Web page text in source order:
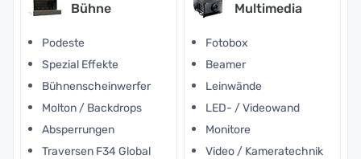
Bühne
Podeste
Spezial Effekte
Bühnenscheinwerfer
Molton / Backdrops
Absperrungen
Traversen F34 Global
Multimedia
Fotobox
Beamer
Leinwände
LED- / Videowand
Monitore
Video / Kameratechnik